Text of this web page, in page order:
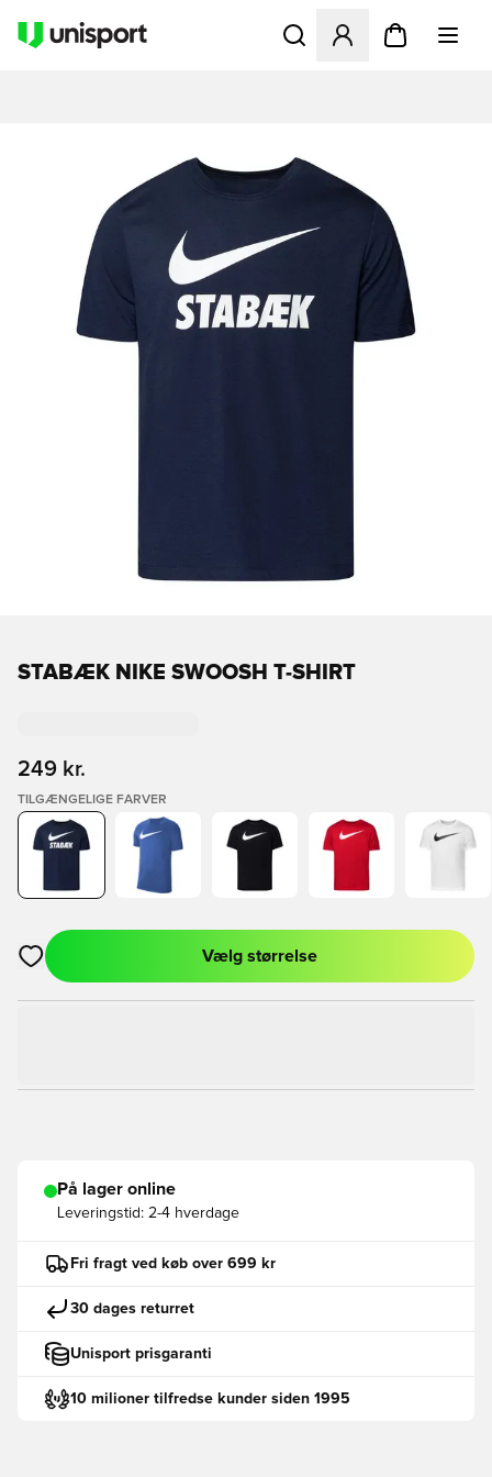
Åbner en Modal til at
STABÆK NIKE SWOOSH T-SHIRT
249 kr.
TILGÆNGELIGE FARVER
Åbner en Modal til at logge ind eller tilmelde dig som medlem
Vælg størrelse
På lager online
Leveringstid: 2-4 hverdage
Fri fragt ved køb over 699 kr
30 dages returret
Unisport prisgaranti
10 milioner tilfredse kunder siden 1995